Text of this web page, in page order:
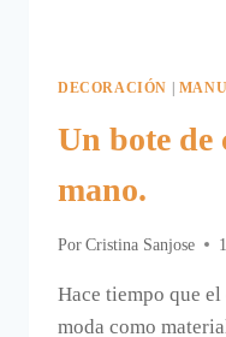
DECORACIÓN
Un bote de
mano.
Por Cristina Sanjose
Hace tiempo que el
moda como